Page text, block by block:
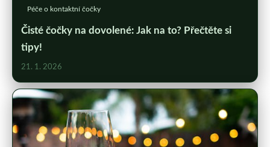
Péče o kontaktní čočky
Čisté čočky na dovolené: Jak na to? Přečtěte si
tipy!
21. 1. 2026